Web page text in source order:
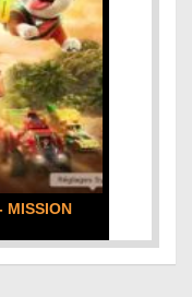
la critique du